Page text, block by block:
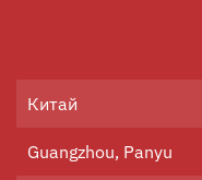
Китай
Guangzhou, Panyu